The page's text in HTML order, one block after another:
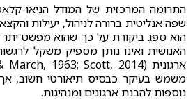
התרומה המרכזית של המודל הניאו-
שפה אנליטית ברורה לניהול, יעילות
הוא ספג ביקורת על כך שהוא מפשט
האנושית ואינו נותן מספיק משקל
משמש בעיקר כבסיס תיאורטי חשוב,
נוספות להבנת ארגונים ומנהיגות.